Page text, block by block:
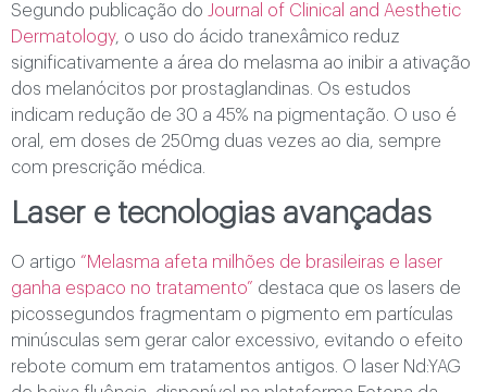
Segundo publicação do Journal of Clinical and Aesthetic
Dermatology, o uso do ácido tranexâmico reduz
significativamente a área do melasma ao inibir a ativação
dos melanócitos por prostaglandinas. Os estudos
indicam redução de 30 a 45% na pigmentação. O uso é
oral, em doses de 250mg duas vezes ao dia, sempre
com prescrição médica.
Laser e tecnologias avançadas
O artigo “Melasma afeta milhões de brasileiras e laser
ganha espaco no tratamento” destaca que os lasers de
picossegundos fragmentam o pigmento em partículas
minúsculas sem gerar calor excessivo, evitando o efeito
rebote comum em tratamentos antigos. O laser Nd:YAG